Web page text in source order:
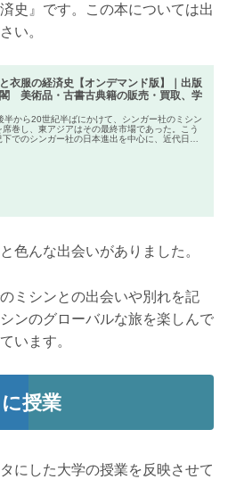
史』です。この本については出
い。
衣服の経済史【オンデマンド版】｜出版
閣 美術品・古書古典籍の販売・買取、学
半から20世紀半ばにかけて、シンガー社のミシン
席巻し、東アジアはその最終市場であった。こう
下でのシンガー社の日本進出を中心に、近代日本
色んな出会いがありました。
ミシンとの出会いや別れを記
ンのグローバルな旅を楽しんで
います。
授業
にした大学の授業を反映させて